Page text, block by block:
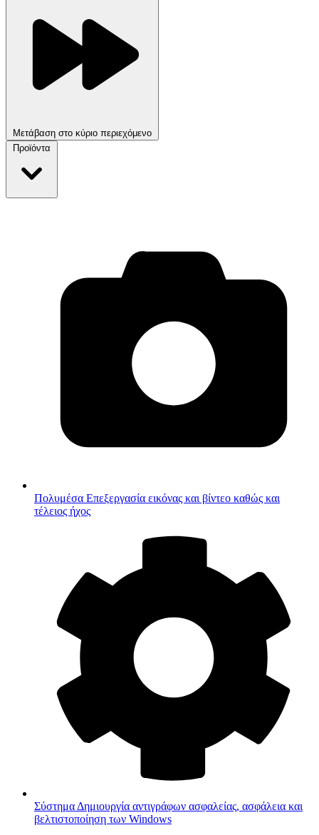
Μετάβαση στο κύριο περιεχόμενο
Προϊόντα
Πολυμέσα Επεξεργασία εικόνας και βίντεο καθώς και
τέλειος ήχος
Σύστημα Δημιουργία αντιγράφων ασφαλείας, ασφάλεια και
βελτιστοποίηση των Windows